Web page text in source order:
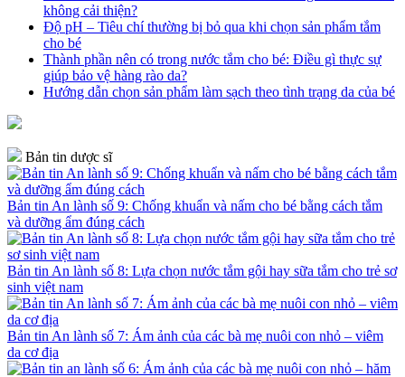
không cải thiện?
Độ pH – Tiêu chí thường bị bỏ qua khi chọn sản phẩm tắm
cho bé
Thành phần nên có trong nước tắm cho bé: Điều gì thực sự
giúp bảo vệ hàng rào da?
Hướng dẫn chọn sản phẩm làm sạch theo tình trạng da của bé
Bản tin dược sĩ
Bản tin An lành số 9: Chống khuẩn và nấm cho bé bằng cách tắm
và dưỡng ẩm đúng cách
Bản tin An lành số 8: Lựa chọn nước tắm gội hay sữa tắm cho trẻ sơ
sinh việt nam
Bản tin An lành số 7: Ám ảnh của các bà mẹ nuôi con nhỏ – viêm
da cơ địa